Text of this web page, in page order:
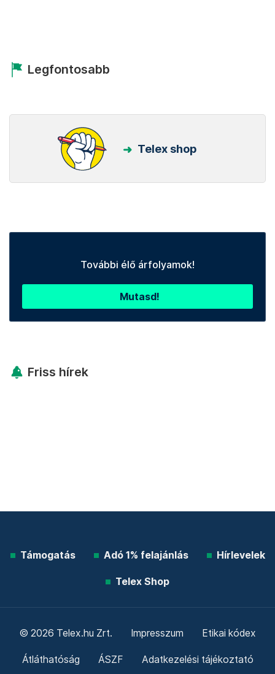
Legfontosabb
Telex shop
További élő árfolyamok!
Mutasd!
Friss hírek
Támogatás Adó 1% felajánlás Hírlevelek
Telex Shop
© 2026 Telex.hu Zrt. Impresszum Etikai kódex
Átláthatóság ÁSZF Adatkezelési tájékoztató